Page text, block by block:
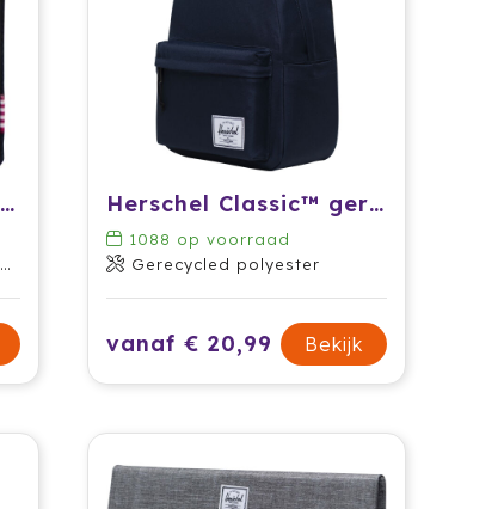
Herschel Charlie gerecycleerde RFID-kaarthouder Herschel Classic™ gerecyclede laptop rugzak 26 l
1088 op voorraad
Gerecycled polyester
vanaf € 20,99 Bekijk